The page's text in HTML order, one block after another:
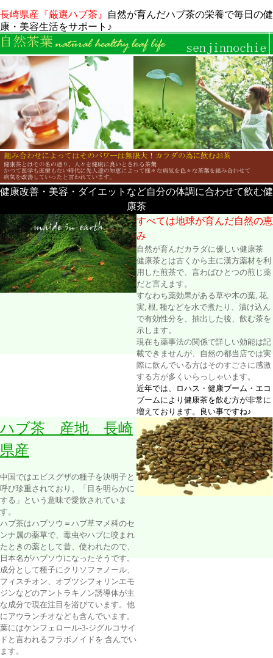
長崎県産『厳選ハブ茶』
自然が育んだハブ茶の栄養で毎日の健
康・美容生活をサポート♪
健康改善・美容・ダイエットなど自分の体調に合わせて飲む健
康茶
すべては地球が育んだ自然の恵
み
自然が育んだカラダに優しい健康茶
健康茶とは古くから主に漢方薬材を利
用した煎茶で、言わばひとつの煎じ薬
だと言えます。
すなわち薬効果がある草や木の葉, 花,
実, 根, 種などを水で煮たり、漬け込ん
で有効性分を、抽出した後、飲む茶を
示します。
現在も薬事法の関係で詳しい効能は記
載できませんが、自然の都当店では実
際に飲んでいる方はそのすごさに感激
する方が多くいらっしゃいます。
近年では、ロハス・健康ブーム・エコ
ブームにより健康茶を飲む方が非常に
増えております。良い事ですね♪
ハブ茶 産地 長崎
県産
中国ではエビスグザの種子を決明子と
呼び珍重されており、「目を明らかに
する」という意味で愛飲されていま
す。
ハブ茶はハブソウ＝ハブ草マメ科のセ
ンナ属の薬草で、毒虫やハブに咬まれ
たときの薬として昔、使われたので、
日本名がハブソウになったそうです。
成分として種子にクリソファノール、
フィスチオン、オブツシフォリンエモ
ジンなどのアントラキノン誘導体が主
な成分で現在注目を浴びています。他
にアウランチオなども含んでいます。
葉にはケンフェロール-3-ジグルコサイ
ドと言われるフラボノイドを 含んでい
ます。